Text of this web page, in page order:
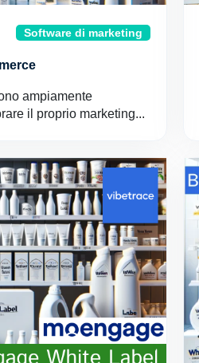
Software di marketing
ampiamente
il proprio marketing...